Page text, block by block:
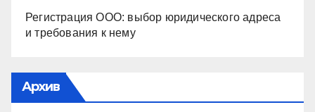
Регистрация ООО: выбор юридического адреса
и требования к нему
Архив